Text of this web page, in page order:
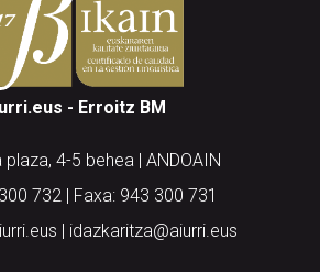
- Erroitz BM
plaza, 4-5 behea | ANDOAIN
732 | Faxa: 943 300 731
| idazkaritza@aiurri.eus